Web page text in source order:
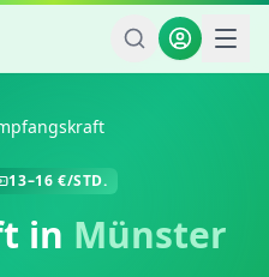
13–16 €/STD.
in Münster